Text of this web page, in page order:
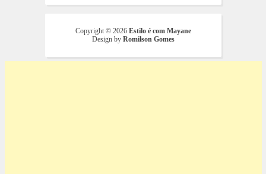
Copyright © 2026 Estilo é com Mayane
Design by Romilson Gomes